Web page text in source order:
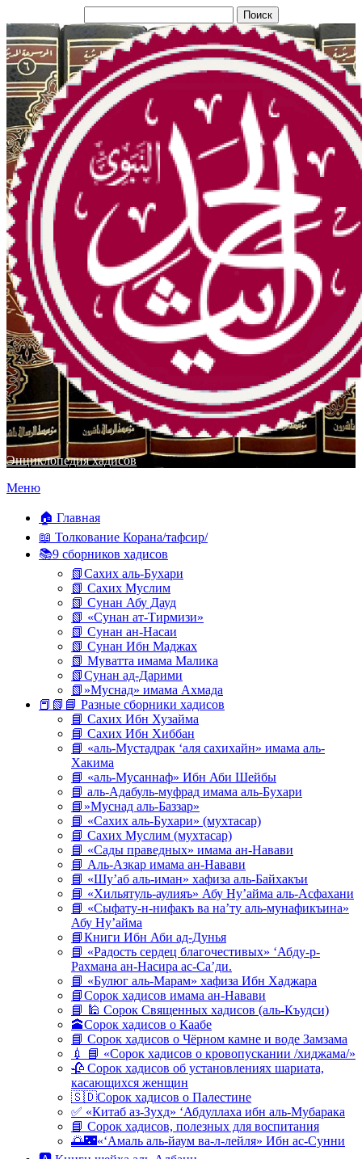
Энциклопедия хадисов
Перейти
содержимому
Меню
🏠 Главная
📖 Толкование Корана/тафсир/
📚9 сборников хадисов
📗Сахих аль-Бухари
📗 Сахих Муслим
📗 Сунан Абу Дауд
📗 «Сунан ат-Тирмизи»
📗 Сунан ан-Насаи
📗 Сунан Ибн Маджах
📗 Муватта имама Малика
📗Сунан ад-Дарими
📗»Муснад» имама Ахмада
📕📗📘 Разные сборники хадисов
📘 Сахих Ибн Хузайма
📘 Сахих Ибн Хиббан
📘 «аль-Мустадрак ‘аля сахихайн» имама аль-
Хакима
📘 «аль-Мусаннаф» Ибн Аби Шейбы
📘 аль-Адабуль-муфрад имама аль-Бухари
📘»Муснад аль-Баззар»
📘 «Сахих аль-Бухари» (мухтасар)
📘 Сахих Муслим (мухтасар)
📘 «Сады праведных» имама ан-Навави
📘 Аль-Азкар имама ан-Навави
📘 «Шу’аб аль-иман» хафиза аль-Байхакъи
📘 «Хильятуль-аулияъ» Абу Ну’айма аль-Асфахани
📘 «Сыфату-н-нифакъ ва на’ту аль-мунафикъина»
Абу Ну’айма
📘Книги Ибн Аби ад-Дунья
📘 «Радость сердец благочестивых» ‘Абду-р-
Рахмана ан-Насира ас-Са’ди.
📘 «Булюг аль-Марам» хафиза Ибн Хаджара
📘Сорок хадисов имама ан-Навави
📘 🕌 Сорок Священных хадисов (аль-Къудси)
🕋Сорок хадисов о Каабе
📘 Сорок хадисов о Чёрном камне и воде Замзама
💉 📘 «Сорок хадисов о кровопускании /хиджама/»
🥀 Сорок хадисов об установлениях шариата,
касающихся женщин
🇸🇩Сорок хадисов о Палестине
✅ «Китаб аз-Зухд» ‘Абдуллаха ибн аль-Мубарака
📘 Сорок хадисов, полезных для воспитания
🌅🌃«‘Амаль аль-йаум ва-л-лейля» Ибн ас-Сунни